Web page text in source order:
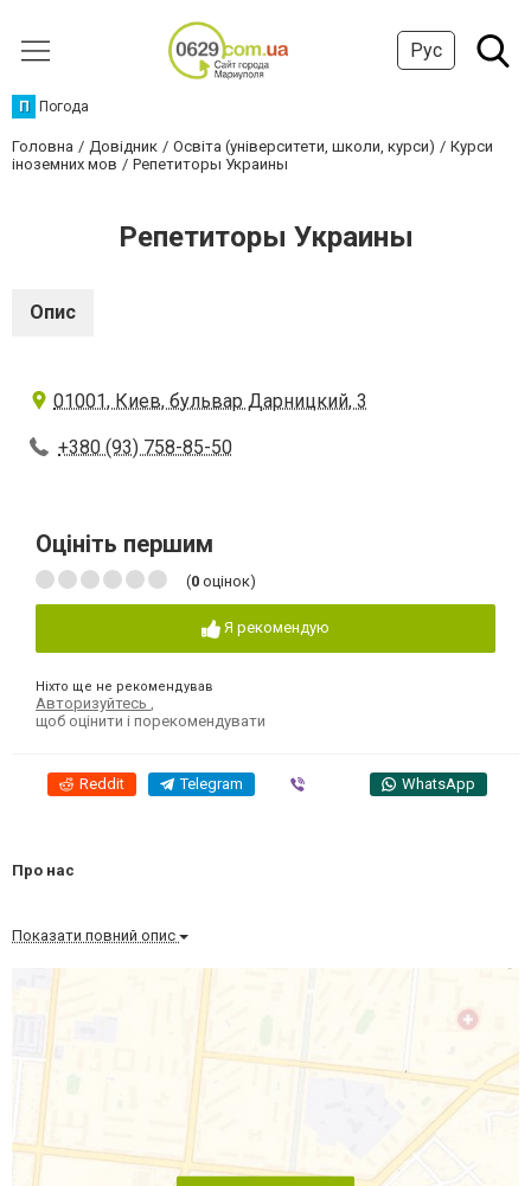
Рус
П Погода
Головна Довідник Освіта (університети, школи, курси)
Курси
іноземних мов
Репетиторы Украины
Репетиторы Украины
Опис
01001, Киев, бульвар Дарницкий, 3
+380 (93) 758-85-50
Оцініть першим
(0 оцінок)
Я рекомендую
Ніхто ще не рекомендував
Авторизуйтесь
щоб оцінити і порекомендувати
Reddit Telegram WhatsApp
Про нас
Показати повний опис